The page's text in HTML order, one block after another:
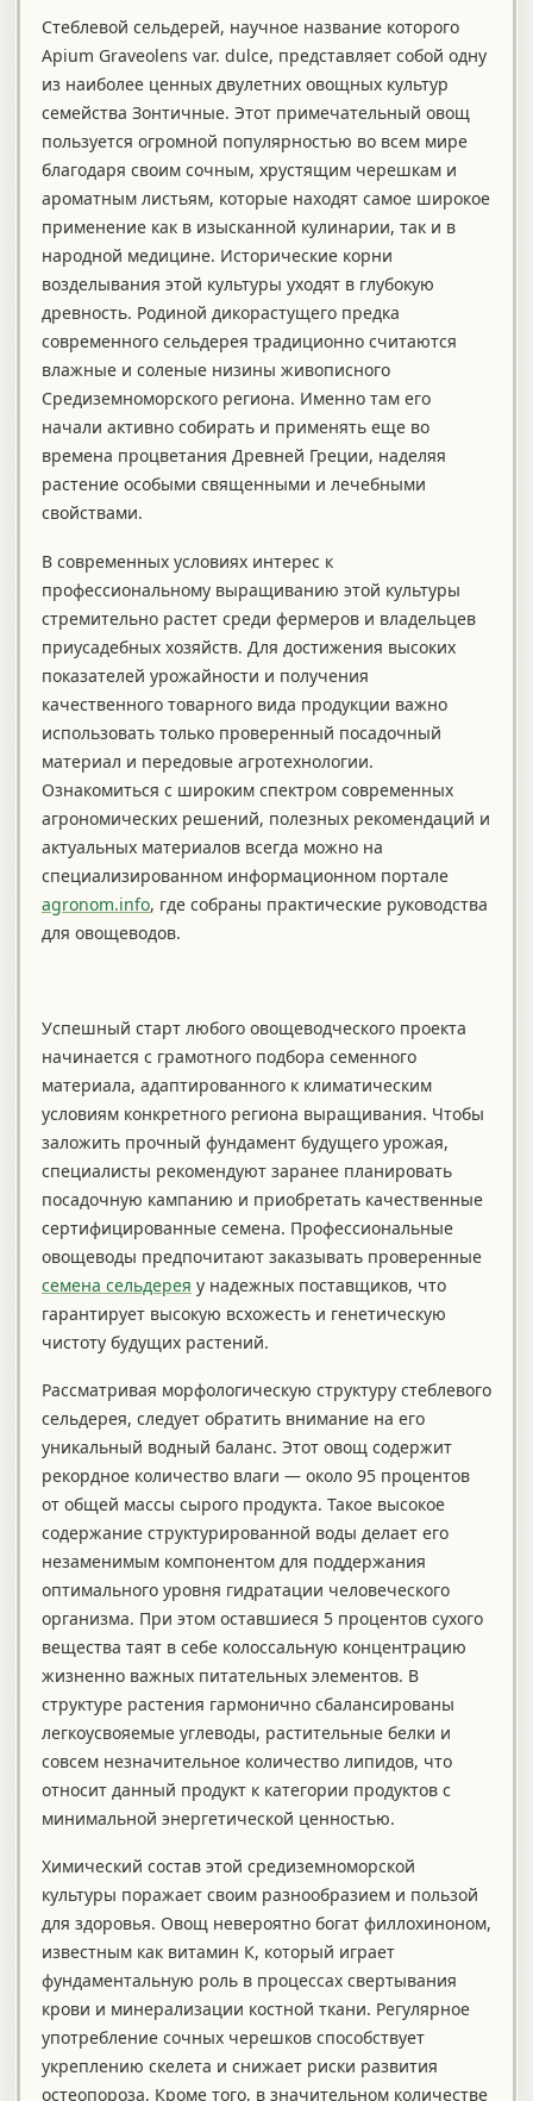
Стеблевой сельдерей, научное название которого
Apium Graveolens var. dulce, представляет собой одну
из наиболее ценных двулетних овощных культур
семейства Зонтичные. Этот примечательный овощ
пользуется огромной популярностью во всем мире
благодаря своим сочным, хрустящим черешкам и
ароматным листьям, которые находят самое широкое
применение как в изысканной кулинарии, так и в
народной медицине. Исторические корни
возделывания этой культуры уходят в глубокую
древность. Родиной дикорастущего предка
современного сельдерея традиционно считаются
влажные и соленые низины живописного
Средиземноморского региона. Именно там его
начали активно собирать и применять еще во
времена процветания Древней Греции, наделяя
растение особыми священными и лечебными
свойствами.
В современных условиях интерес к
профессиональному выращиванию этой культуры
стремительно растет среди фермеров и владельцев
приусадебных хозяйств. Для достижения высоких
показателей урожайности и получения
качественного товарного вида продукции важно
использовать только проверенный посадочный
материал и передовые агротехнологии.
Ознакомиться с широким спектром современных
агрономических решений, полезных рекомендаций и
актуальных материалов всегда можно на
специализированном информационном портале
agronom.info, где собраны практические руководства
для овощеводов.
Успешный старт любого овощеводческого проекта
начинается с грамотного подбора семенного
материала, адаптированного к климатическим
условиям конкретного региона выращивания. Чтобы
заложить прочный фундамент будущего урожая,
специалисты рекомендуют заранее планировать
посадочную кампанию и приобретать качественные
сертифицированные семена. Профессиональные
овощеводы предпочитают заказывать проверенные
семена сельдерея у надежных поставщиков, что
гарантирует высокую всхожесть и генетическую
чистоту будущих растений.
Рассматривая морфологическую структуру стеблевого
сельдерея, следует обратить внимание на его
уникальный водный баланс. Этот овощ содержит
рекордное количество влаги — около 95 процентов
от общей массы сырого продукта. Такое высокое
содержание структурированной воды делает его
незаменимым компонентом для поддержания
оптимального уровня гидратации человеческого
организма. При этом оставшиеся 5 процентов сухого
вещества таят в себе колоссальную концентрацию
жизненно важных питательных элементов. В
структуре растения гармонично сбалансированы
легкоусвояемые углеводы, растительные белки и
совсем незначительное количество липидов, что
относит данный продукт к категории продуктов с
минимальной энергетической ценностью.
Химический состав этой средиземноморской
культуры поражает своим разнообразием и пользой
для здоровья. Овощ невероятно богат филлохиноном,
известным как витамин К, который играет
фундаментальную роль в процессах свертывания
крови и минерализации костной ткани. Регулярное
употребление сочных черешков способствует
укреплению скелета и снижает риски развития
остеопороза. Кроме того, в значительном количестве